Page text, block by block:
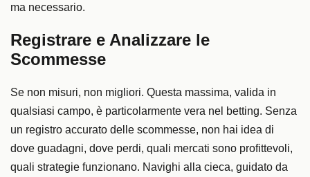
ma necessario.
Registrare e Analizzare le
Scommesse
Se non misuri, non migliori. Questa massima, valida in
qualsiasi campo, è particolarmente vera nel betting. Senza
un registro accurato delle scommesse, non hai idea di
dove guadagni, dove perdi, quali mercati sono profittevoli,
quali strategie funzionano. Navighi alla cieca, guidato da